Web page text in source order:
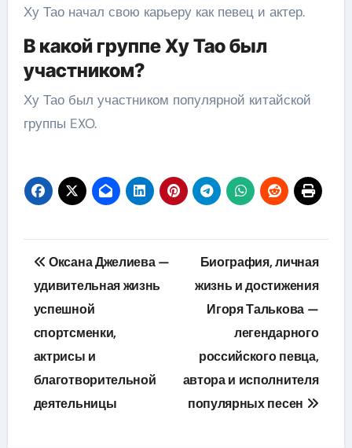
Ху Тао начал свою карьеру как певец и актер.
В какой группе Ху Тао был
участником?
Ху Тао был участником популярной китайской
группы EXO.
Навигация
по
записям
Оксана Джелиева —
удивительная жизнь
успешной
спортсменки,
актрисы и
благотворительной
деятельницы
Биография, личная
жизнь и достижения
Игоря Талькова —
легендарного
российского певца,
автора и исполнителя
популярных песен